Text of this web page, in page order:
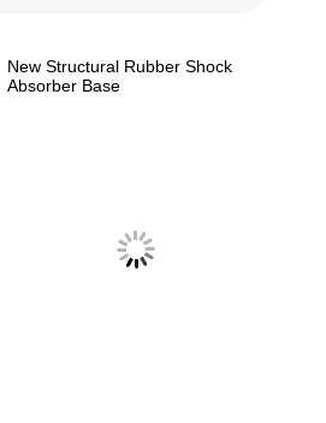
New Structural Rubber Shock
Absorber Base